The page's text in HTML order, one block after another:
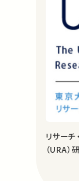
リサーチ
（URA）